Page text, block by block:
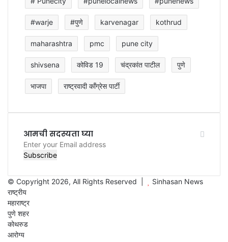
#warje #पुणे karvenagar kothrud
maharashtra pmc pune city
shivsena कोविड 19 चंद्रकांत पाटील पुणे
भाजपा राष्ट्रवादी काँग्रेस पार्टी
आमची सदस्यता घ्या
Enter
your
address
© Copyright 2026, All Rights Reserved |
Sinhasan News
राष्ट्रीय
महाराष्ट्र
पुणे शहर
कोथरुड
आरोग्य